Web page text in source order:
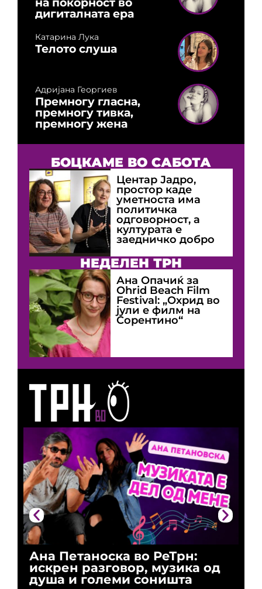
Ана Петаноска во РеТрн:
искрен разговор, музика од
душа и големи соништа
дигиталната ера
Катарина Лука
Телото слуша
Адријана Георгиев
Премногу гласна,
премногу тивка,
премногу жена
БОЦКАМЕ ВО САБОТА
Центар Јадро,
простор каде
уметноста има
политичка
одговорност, а
културата е
заедничко добро
НЕДЕЛЕН ТРН
Ана Опачиќ за
Оhrid Beach Film
Festival: „Охрид во
јули е филм на
Сорентино“